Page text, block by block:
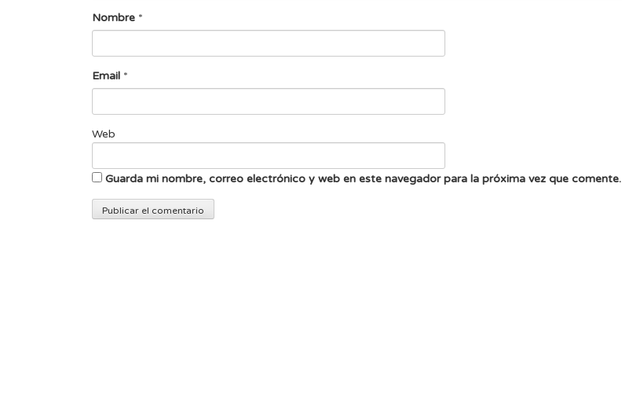
Nombre *
Email *
Web
Guarda mi nombre, correo electrónico y web en este navegador para la próxima vez que comente.